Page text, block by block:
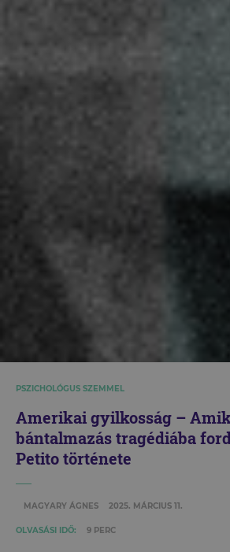
PSZICHOLÓGUS SZEMMEL
Amerikai gyilkosság –
bántalmazás tragédiába
Petito története
MAGYARY ÁGNES 2025. MÁRCIUS 11.
OLVASÁSI IDŐ: 9 PERC